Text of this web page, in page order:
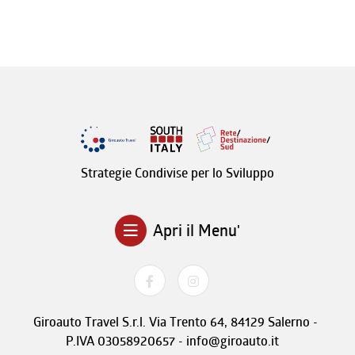
Strategie Condivise per lo Sviluppo
Apri il Menu'
Giroauto Travel S.r.l. Via Trento 64, 84129 Salerno -
P.IVA 03058920657 - info@giroauto.it